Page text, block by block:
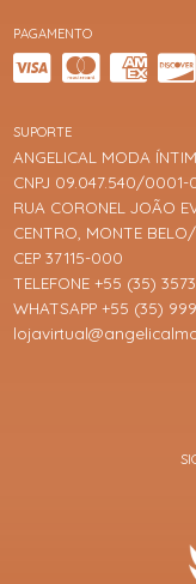
PAGAMENTO
SUPORTE
ANGELICAL MODA
CNPJ 09.047.540/0001-
RUA CORONEL JOÃO
CENTRO, MONTE
CEP 37115-000
TELEFONE +55 (35)
WHATSAPP +55 (35)